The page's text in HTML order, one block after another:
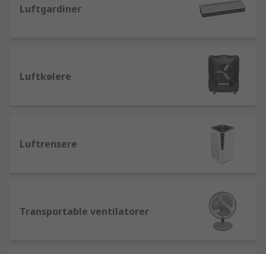
Luftgardiner
Luftkølere
Luftrensere
Transportable ventilatorer